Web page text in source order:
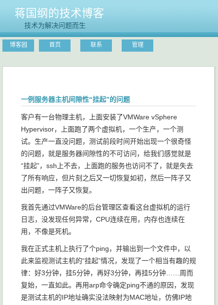
蒋国纲的技术博客
技术为解决问题而生
博客园 首页 联系 管理
一例服务器主机间隙性“挂起”的问题
客户有一台物理主机，上面安装了VMWare vSphere
Hypervisor，上面跑了两个虚拟机，一个生产，一个测
试。生产一直没问题，测试前段时间开始出现一个很奇怪
的问题，就是服务器间隙性的不可访问，给我们感觉就是
“挂起”，ssh上不去，上面跑的服务也访问不了，就是失去
了所有响应，但片刻之后又一切恢复如初，然后一阵子又
出问题，一阵子又恢复。
我首先通过VMWare的后台管理区查看这台虚拟机的运行
日志，没发现任何异常，CPU连续在用，内存也连续在
用，不像是死机。
我在正式主机上执行了个ping，并输出到一个文件中，以
此来监视测试主机的“挂起”情况，发现了一个相当有趣的规
律：好3分钟，挂5分钟，再好3分钟，再挂5分钟……周而
复始，一直如此。再用arp命令确定ping不通的原因，发现
是测试主机的IP地址确实没法映射为MAC地址，仿佛IP地